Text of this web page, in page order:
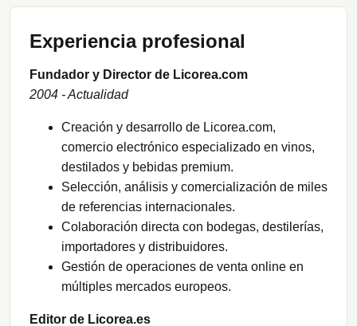
Experiencia profesional
Fundador y Director de Licorea.com
2004 - Actualidad
Creación y desarrollo de Licorea.com,
comercio electrónico especializado en vinos,
destilados y bebidas premium.
Selección, análisis y comercialización de miles
de referencias internacionales.
Colaboración directa con bodegas, destilerías,
importadores y distribuidores.
Gestión de operaciones de venta online en
múltiples mercados europeos.
Editor de Licorea.es